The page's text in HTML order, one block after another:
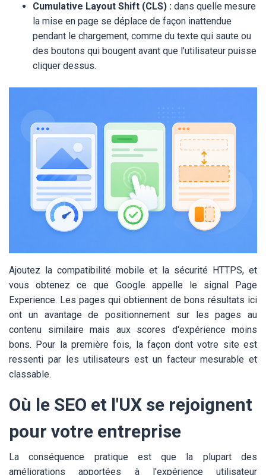
Cumulative Layout Shift (CLS) : dans quelle mesure
la mise en page se déplace de façon inattendue
pendant le chargement, comme du texte qui saute ou
des boutons qui bougent avant que l'utilisateur puisse
cliquer dessus.
Ajoutez la compatibilité mobile et la sécurité HTTPS, et
vous obtenez ce que Google appelle le signal Page
Experience. Les pages qui obtiennent de bons résultats ici
ont un avantage de positionnement sur les pages au
contenu similaire mais aux scores d'expérience moins
bons. Pour la première fois, la façon dont votre site est
ressenti par les utilisateurs est un facteur mesurable et
classable.
Où le SEO et l'UX se rejoignent
pour votre entreprise
La conséquence pratique est que la plupart des
améliorations apportées à l'expérience utilisateur